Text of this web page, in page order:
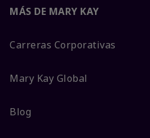
MÁS DE MARY KAY
Carreras Corporativas
Mary Kay Global
Blog